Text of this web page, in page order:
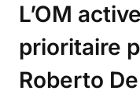
L’OM
prioritaire
Roberto